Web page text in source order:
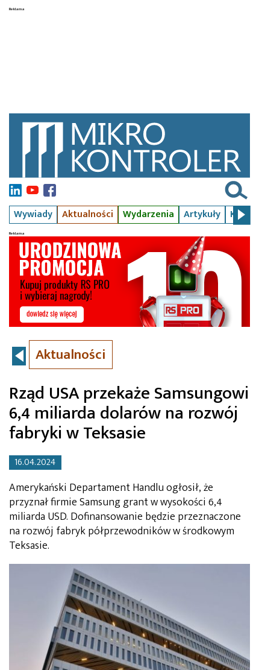
Wywiady Aktualności Wydarzenia Artykuły Kursy
Aktualności
Rząd USA przekaże Samsungowi
6,4 miliarda dolarów na rozwój
fabryki w Teksasie
16.04.2024
Amerykański Departament Handlu ogłosił, że
przyznał firmie Samsung grant w wysokości 6,4
miliarda USD. Dofinansowanie będzie przeznaczone
na rozwój fabryk półprzewodników w środkowym
Teksasie.